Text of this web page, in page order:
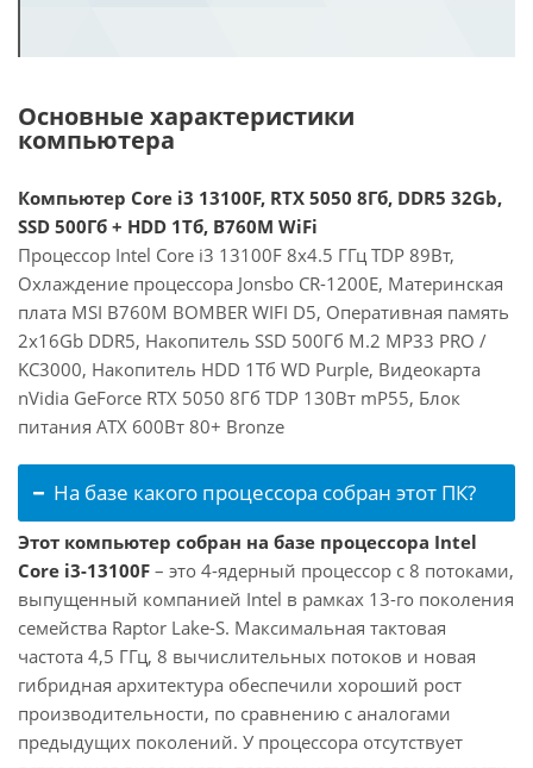
Основные характеристики
компьютера
Компьютер Core i3 13100F, RTX 5050 8Гб, DDR5 32Gb,
SSD 500Гб + HDD 1Тб, B760M WiFi
Процессор Intel Core i3 13100F 8x4.5 ГГц TDP 89Вт,
Охлаждение процессора Jonsbo CR-1200E, Материнская
плата MSI B760M BOMBER WIFI D5, Оперативная память
2x16Gb DDR5, Накопитель SSD 500Гб M.2 MP33 PRO /
KC3000, Накопитель HDD 1Тб WD Purple, Видеокарта
nVidia GeForce RTX 5050 8Гб TDP 130Вт mP55, Блок
питания ATX 600Вт 80+ Bronze
На базе какого процессора собран этот ПК?
Этот компьютер собран на базе процессора Intel
Core i3-13100F – это 4-ядерный процессор с 8 потоками,
выпущенный компанией Intel в рамках 13-го поколения
семейства Raptor Lake-S. Максимальная тактовая
частота 4,5 ГГц, 8 вычислительных потоков и новая
гибридная архитектура обеспечили хороший рост
производительности, по сравнению с аналогами
предыдущих поколений. У процессора отсутствует